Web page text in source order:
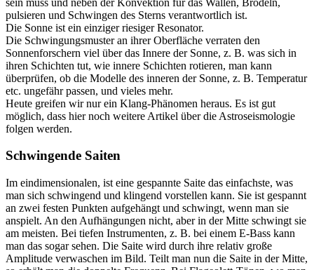
pulsieren und Schwingen des Sterns verantwortlich ist.
Die Sonne ist ein einziger riesiger Resonator.
Die Schwingungsmuster an ihrer Oberfläche verraten den
Sonnenforschern viel über das Innere der Sonne, z. B. was sich in
ihren Schichten tut, wie innere Schichten rotieren, man kann
überprüfen, ob die Modelle des inneren der Sonne, z. B. Temperatur
etc. ungefähr passen, und vieles mehr.
Heute greifen wir nur ein Klang-Phänomen heraus. Es ist gut
möglich, dass hier noch weitere Artikel über die Astroseismologie
folgen werden.
Schwingende Saiten
Im eindimensionalen, ist eine gespannte Saite das einfachste, was
man sich schwingend und klingend vorstellen kann. Sie ist gespannt
an zwei festen Punkten aufgehängt und schwingt, wenn man sie
anspielt. An den Aufhängungen nicht, aber in der Mitte schwingt sie
am meisten. Bei tiefen Instrumenten, z. B. bei einem E-Bass kann
man das sogar sehen. Die Saite wird durch ihre relativ große
Amplitude verwaschen im Bild. Teilt man nun die Saite in der Mitte,